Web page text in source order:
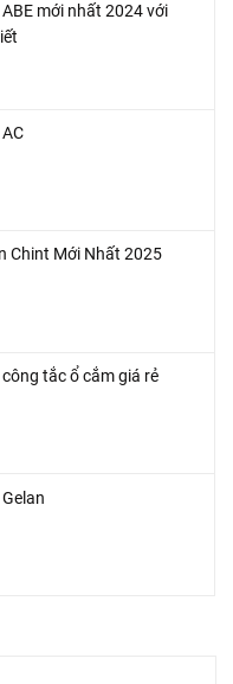
mới nhất 2024 với
Chint Mới Nhất 2025
tắc ổ cắm giá rẻ